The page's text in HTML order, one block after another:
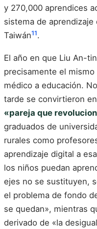
y 270,000 aprendices
sistema de
Taiwán11.
El año en que Liu An-
precisamente el
médico a educación.
tarde se convirtieron
«pareja que
graduados de
rurales como
aprendizaje digital a
los niños puedan
ejes no se sustituyen,
el problema de fondo
se quedan», mientras
derivado de «la